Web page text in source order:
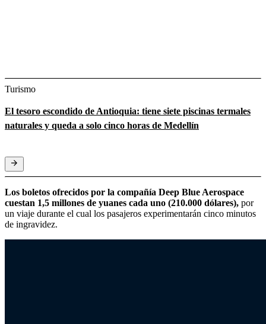
Turismo
El tesoro escondido de Antioquia: tiene siete piscinas termales
naturales y queda a solo cinco horas de Medellín
Los boletos ofrecidos por la compañía Deep Blue Aerospace
cuestan 1,5 millones de yuanes cada uno (210.000 dólares), por
un viaje durante el cual los pasajeros experimentarán cinco minutos
de ingravidez.